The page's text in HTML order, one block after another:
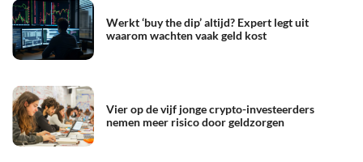
Werkt ‘buy the dip’ altijd? Expert legt uit
waarom wachten vaak geld kost
Vier op de vijf jonge crypto-investeerders
nemen meer risico door geldzorgen